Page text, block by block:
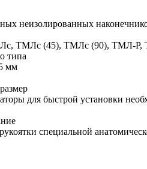
неизолированных
ТМЛс (45), ТМЛс (90),
типа
мм
для быстрой установки
специальной